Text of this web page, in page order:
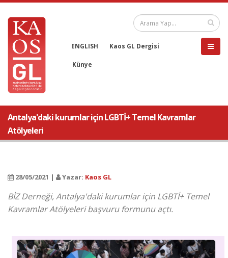
ENGLISH Kaos GL Dergisi
Künye
Antalya'daki kurumlar için LGBTİ+ Temel Kavramlar
Atölyeleri
28/05/2021 | Yazar: Kaos GL
BİZ Derneği, Antalya'daki kurumlar için LGBTİ+ Temel
Kavramlar Atölyeleri başvuru formunu açtı.